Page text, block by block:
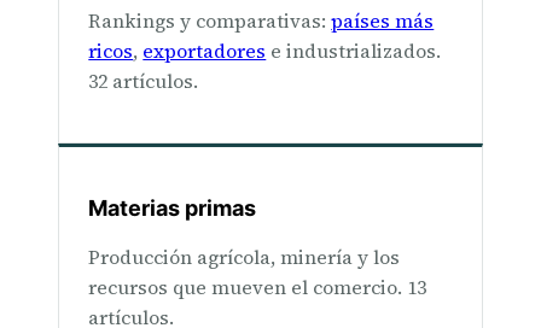
Rankings y comparativas:países más
ricos, exportadores e industrializados.
32 artículos.
Materias primas
Producción agrícola, minería y los
recursos que mueven el comercio. 13
artículos.